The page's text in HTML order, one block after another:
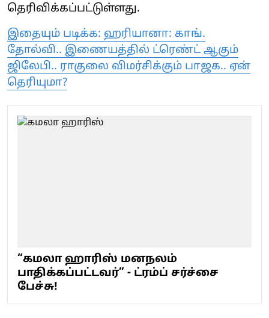
தெரிவிக்கப்பட்டுள்ளது.
இதையும் படிக்க: ஹரியானா: காங்.
தோல்வி.. இணையத்தில் ட்ரெண்ட் ஆகும்
ஜிலேபி.. ராகுலை விமர்சிக்கும் பாஜக.. ஏன்
தெரியுமா?
“கமலா ஹாரிஸ் மனநலம்
பாதிக்கப்பட்டவர்” - ட்ரம்ப் சர்ச்சை
பேச்சு!